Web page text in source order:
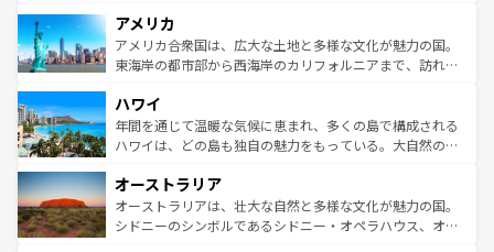
ンツ一覧を参照してほしい。
の建物がそのまま残る町や、スイスならではのユニークな
博物館もあり、アルプス観光だけでなく町歩きも満喫する
ことができる。国民の所得が高いため物価も高いが、旅行
ば市内交通費無料で観光を楽しむこともできる。 なお、新
着のスイス情報はコンテンツ一覧 を参照してほしい。
アメリカ
アメリカ合衆国は、広大な土地と多様な文化が魅力の国。
東海岸の都市部から西海岸のカリフォルニアまで、訪れる
のような巨大都市は、観光、ショッピング、エンターテイ
ンメントが詰まった刺激的なスポットだ。一方、アメリカ
西部には大自然が広がり、グランドキャニオンやイエロー
部のニューオーリンズでは、音楽と美食が融合した独特の
文化が魅力。旅行者はアメリカの各地域で異なる魅力を楽
しみながら、その多様性と豊かな歴史を感じることができ
ハワイ
年間を通じて温暖な気候に恵まれ、多くの島で構成される
ハワイは、どの島も独自の魅力をもっている。大自然の神
ワイ島は見逃せない。また、定番の観光地といえばオアフ
島だが、静かな自然を求めるならマウイ島やカウアイ島が
おすすめ。エメラルドグリーンに輝く海をはじめ、豊かな
オーストラリア
オーストラリアは、壮大な自然と多様な文化が魅力の国。
シドニーのシンボルであるシドニー・オペラハウス、オー